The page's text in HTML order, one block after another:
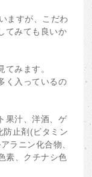
ますが、こだわ
てみても良いか
みます。
く入っているの
果汁、洋酒、ゲ
防止剤(ビタミン
ラニン化合物、
素、クチナシ色